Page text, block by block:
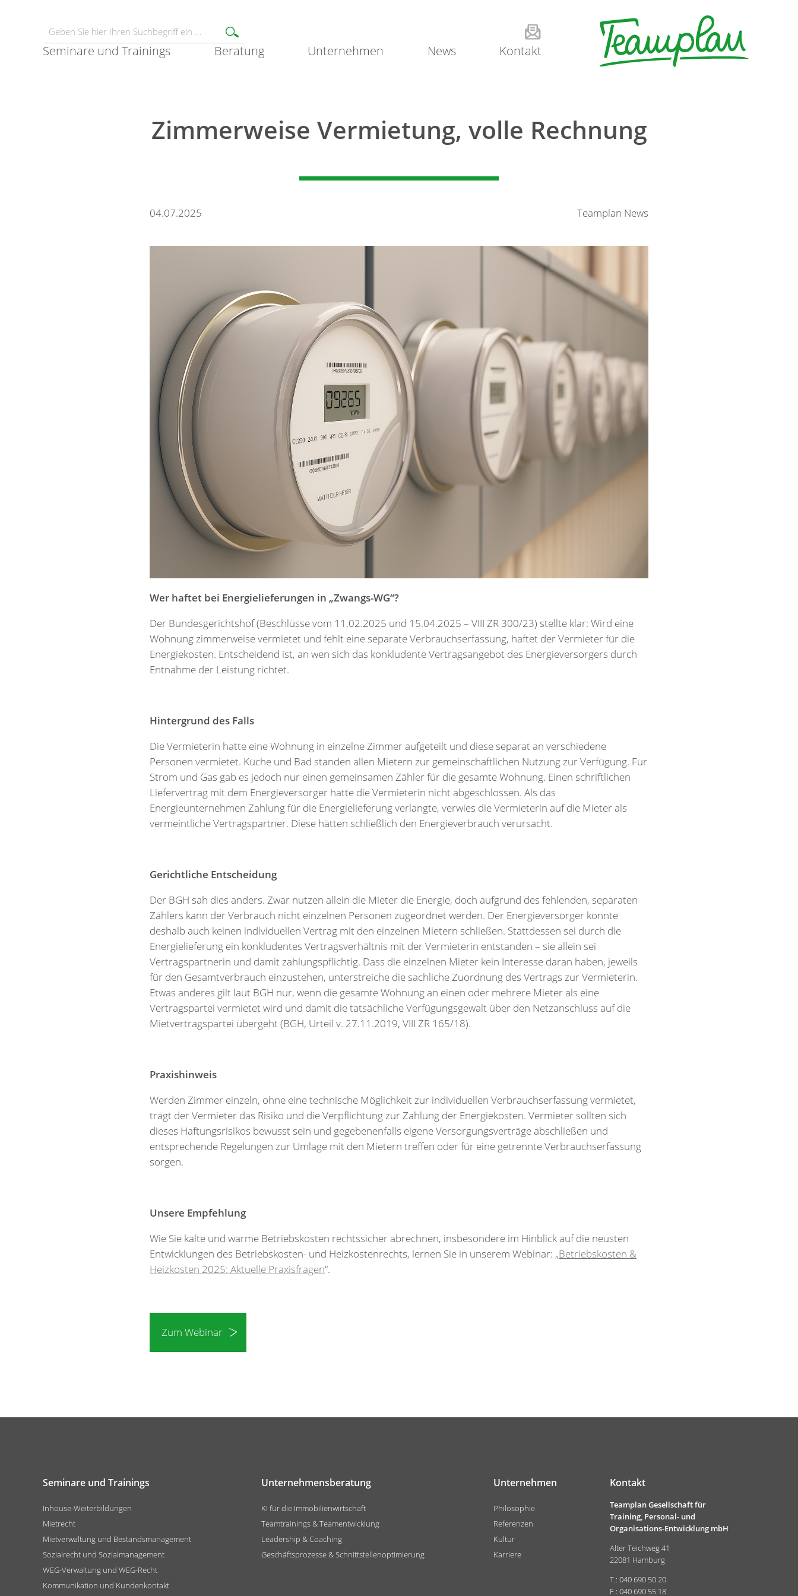
Seminare und Trainings Beratung Unternehmen News Kontakt
Zimmerweise Vermietung, volle Rechnung
04.07.2025 Teamplan News
Wer haftet bei Energielieferungen in „Zwangs-WG“?
Der Bundesgerichtshof (Beschlüsse vom 11.02.2025 und 15.04.2025 – VIII ZR 300/23) stellte klar: Wird eine
Wohnung zimmerweise vermietet und fehlt eine separate Verbrauchserfassung, haftet der Vermieter für die
Energiekosten. Entscheidend ist, an wen sich das konkludente Vertragsangebot des Energieversorgers durch
Entnahme der Leistung richtet.
Hintergrund des Falls
Die Vermieterin hatte eine Wohnung in einzelne Zimmer aufgeteilt und diese separat an verschiedene
Personen vermietet. Küche und Bad standen allen Mietern zur gemeinschaftlichen Nutzung zur Verfügung. Für
Strom und Gas gab es jedoch nur einen gemeinsamen Zähler für die gesamte Wohnung. Einen schriftlichen
Liefervertrag mit dem Energieversorger hatte die Vermieterin nicht abgeschlossen. Als das
Energieunternehmen Zahlung für die Energielieferung verlangte, verwies die Vermieterin auf die Mieter als
vermeintliche Vertragspartner. Diese hätten schließlich den Energieverbrauch verursacht.
Gerichtliche Entscheidung
Der BGH sah dies anders. Zwar nutzen allein die Mieter die Energie, doch aufgrund des fehlenden, separaten
Zählers kann der Verbrauch nicht einzelnen Personen zugeordnet werden. Der Energieversorger konnte
deshalb auch keinen individuellen Vertrag mit den einzelnen Mietern schließen. Stattdessen sei durch die
Energielieferung ein konkludentes Vertragsverhältnis mit der Vermieterin entstanden – sie allein sei
Vertragspartnerin und damit zahlungspflichtig. Dass die einzelnen Mieter kein Interesse daran haben, jeweils
für den Gesamtverbrauch einzustehen, unterstreiche die sachliche Zuordnung des Vertrags zur Vermieterin.
Etwas anderes gilt laut BGH nur, wenn die gesamte Wohnung an einen oder mehrere Mieter als eine
Vertragspartei vermietet wird und damit die tatsächliche Verfügungsgewalt über den Netzanschluss auf die
Mietvertragspartei übergeht (BGH, Urteil v. 27.11.2019, VIII ZR 165/18).
Praxishinweis
Werden Zimmer einzeln, ohne eine technische Möglichkeit zur individuellen Verbrauchserfassung vermietet,
trägt der Vermieter das Risiko und die Verpflichtung zur Zahlung der Energiekosten. Vermieter sollten sich
dieses Haftungsrisikos bewusst sein und gegebenenfalls eigene Versorgungsverträge abschließen und
entsprechende Regelungen zur Umlage mit den Mietern treffen oder für eine getrennte Verbrauchserfassung
sorgen.
Unsere Empfehlung
Wie Sie kalte und warme Betriebskosten rechtssicher abrechnen, insbesondere im Hinblick auf die neusten
Entwicklungen des Betriebskosten- und Heizkostenrechts, lernen Sie in unserem Webinar: „Betriebskosten &
Heizkosten 2025: Aktuelle Praxisfragen“.
Zum Webinar
Seminare und Trainings
Inhouse-Weiterbildungen
Mietrecht
Mietverwaltung und Bestandsmanagement
Sozialrecht und Sozialmanagement
WEG-Verwaltung und WEG-Recht
Kommunikation und Kundenkontakt
Unternehmensberatung
KI für die Immobilienwirtschaft
Teamtrainings & Teamentwicklung
Leadership & Coaching
Geschäftsprozesse & Schnittstellenoptimierung
Unternehmen
Philosophie
Referenzen
Kultur
Karriere
Kontakt
Teamplan Gesellschaft für
Training, Personal- und
Organisations-Entwicklung mbH
Alter Teichweg 41
22081 Hamburg
T.: 040 690 50 20
F.: 040 690 55 18